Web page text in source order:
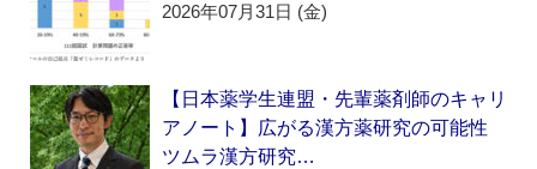
2026年07月31日 (金)
【日本薬学生連盟・先輩薬剤師のキャリ
アノート】広がる漢方薬研究の可能性
ツムラ漢方研究…